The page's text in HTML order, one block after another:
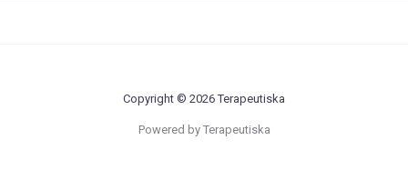
Copyright © 2026 Terapeutiska
Powered by Terapeutiska